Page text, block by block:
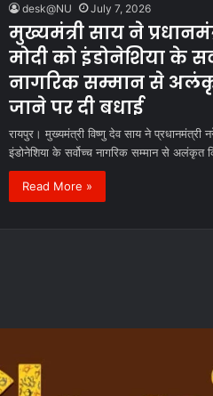
desk@NU July 7, 2026
मुख्यमंत्री साय ने
मोदी को इंडोनेशिया के
नागरिक सम्मान से
जाने पर दी बधाई
रायपुर। मुख्यमंत्री विष्णु देव साय ने प्रधानमंत्री
इंडोनेशिया के सर्वोच्च नागरिक सम्मान से अलंकृत
Read More »